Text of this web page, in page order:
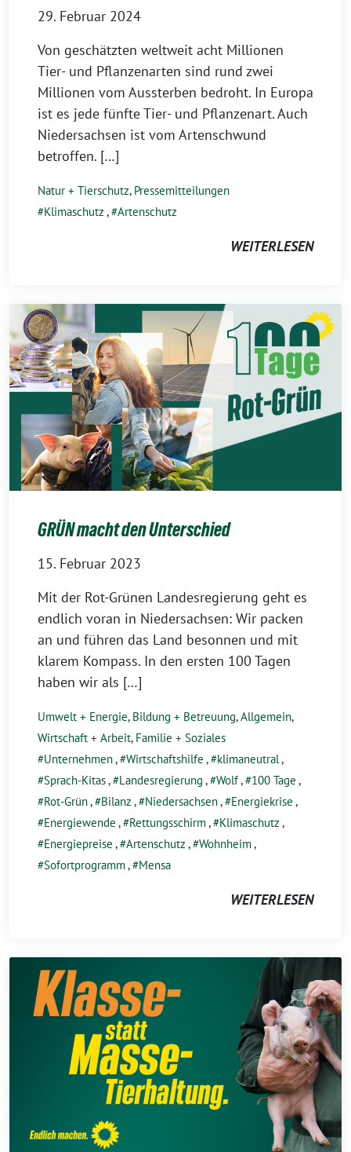
29. Februar 2024
Von geschätzten weltweit acht Millionen
Tier- und Pflanzenarten sind rund zwei
Millionen vom Aussterben bedroht. In Europa
ist es jede fünfte Tier- und Pflanzenart. Auch
Niedersachsen ist vom Artenschwund
betroffen. […]
Natur + Tierschutz, Pressemitteilungen
Klimaschutz , Artenschutz
WEITERLESEN
GRÜN macht den Unterschied
15. Februar 2023
Mit der Rot-Grünen Landesregierung geht es
endlich voran in Niedersachsen: Wir packen
an und führen das Land besonnen und mit
klarem Kompass. In den ersten 100 Tagen
haben wir als […]
Umwelt + Energie, Bildung + Betreuung,Allgemein,
Wirtschaft + Arbeit, Familie + Soziales
Unternehmen, Wirtschaftshilfe , klimaneutral,
Sprach-Kitas, Landesregierung , Wolf, 100 Tage ,
Rot-Grün, Bilanz , Niedersachsen, Energiekrise ,
Energiewende , Rettungsschirm, Klimaschutz ,
Energiepreise , Artenschutz , Wohnheim,
Sofortprogramm, Mensa
WEITERLESEN